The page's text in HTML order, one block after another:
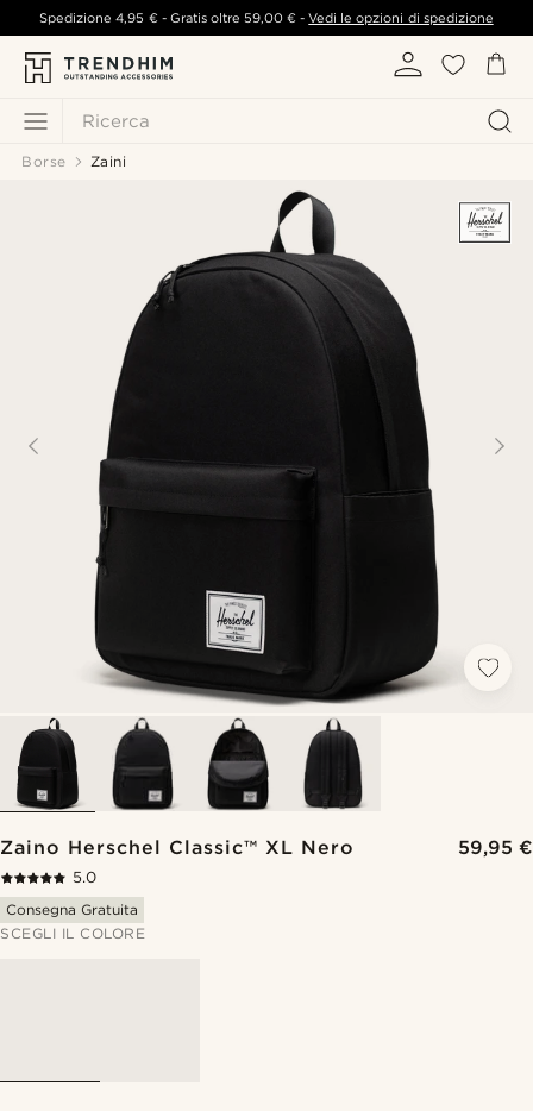
Ricerca
Spedizione4,95 €- Gratis oltre 59,00 € -Vedi le opzioni di spedizione
Borse Zaini
Zaino Herschel Classic™ XL Nero 59,95 €
5.0
Consegna Gratuita
SCEGLI IL COLORE